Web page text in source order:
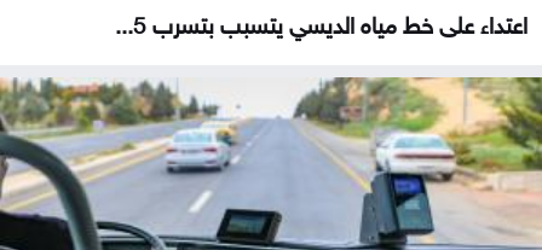
اعتداء على خط مياه الديسي يتسبب بتسرب 5...